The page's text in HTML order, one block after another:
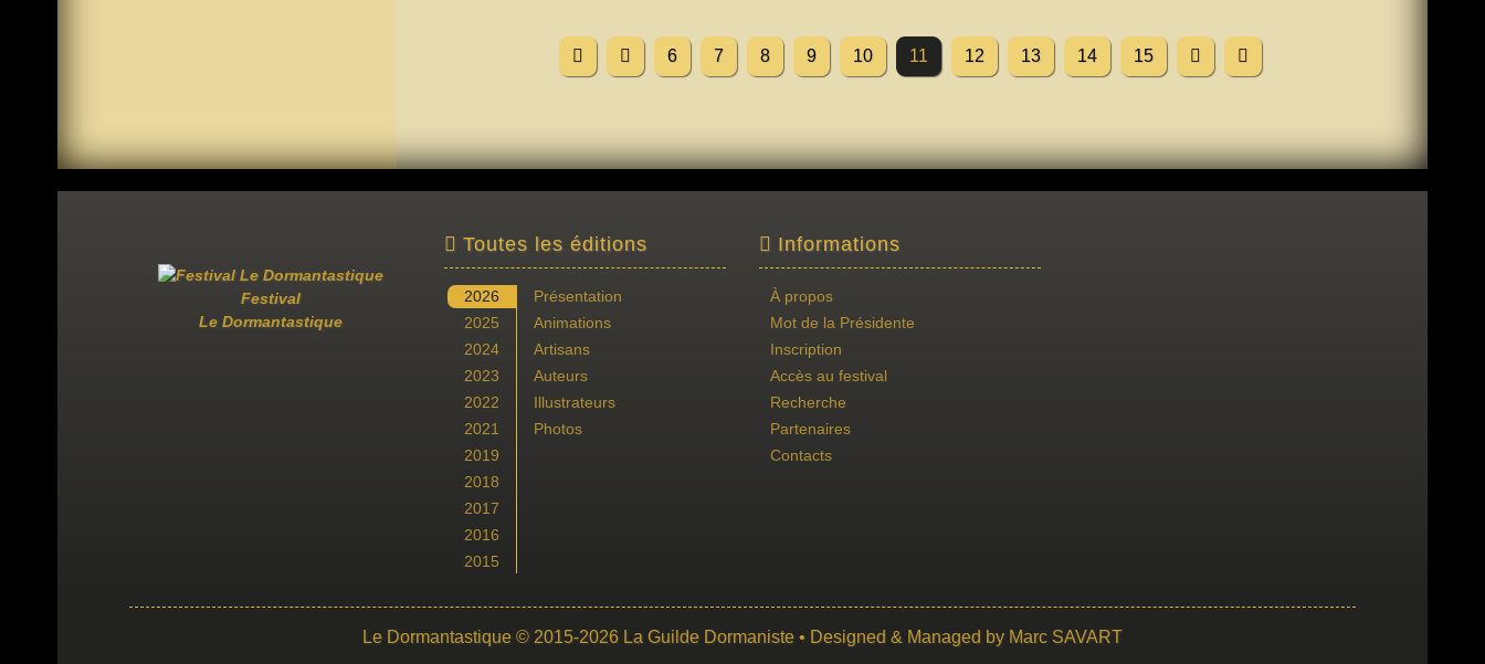
6 7 8 9 10 11 12 13 14 15
Festival
Le Dormantastique
Toutes les éditions
2026
2025
2024
2023
2022
2021
2019
2018
2017
2016
2015
Présentation
Animations
Artisans
Auteurs
Illustrateurs
Photos
Informations
À propos
Mot de la Présidente
Inscription
Accès au festival
Recherche
Partenaires
Contacts
Le Dormantastique © 2015-2026 La Guilde Dormaniste • Designed & Managed by Marc SAVART